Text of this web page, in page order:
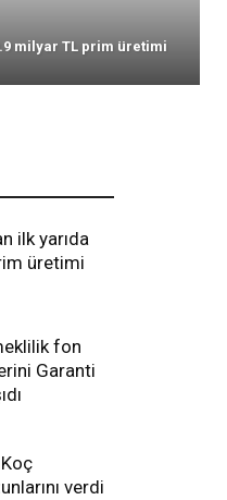
ilk yarıda
üretimi
fon
Garanti
verdi
milyar TL prim üretimi